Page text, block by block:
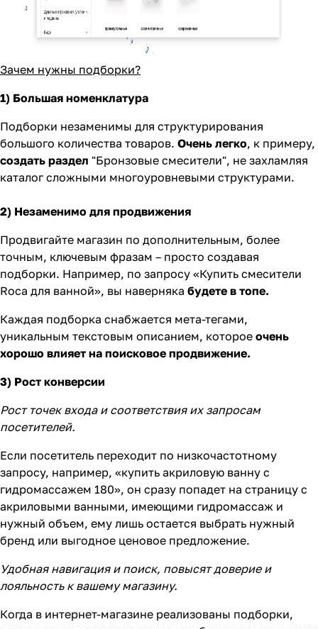
Зачем нужны подборки?
1) Большая номенклатура
Подборки незаменимы для структурирования
большого количества товаров. Очень легко, к примеру,
создать раздел "Бронзовые смесители", не захламляя
каталог сложными многоуровневыми структурами.
2) Незаменимо для продвижения
Продвигайте магазин по дополнительным, более
точным, ключевым фразам – просто создавая
подборки. Например, по запросу «Купить смесители
Roca для ванной», вы наверняка будете в топе.
Каждая подборка снабжается мета-тегами,
уникальным текстовым описанием, которое очень
хорошо влияет на поисковое продвижение.
3) Рост конверсии
Рост точек входа и соответствия их запросам
посетителей.
Если посетитель переходит по низкочастотному
запросу, например, «купить акриловую ванну с
гидромассажем 180», он сразу попадет на страницу с
акриловыми ванными, имеющими гидромассаж и
нужный объем, ему лишь остается выбрать нужный
бренд или выгодное ценовое предложение.
Удобная навигация и поиск, повысят доверие и
лояльность к вашему магазину.
Когда в интернет-магазине реализованы подборки,